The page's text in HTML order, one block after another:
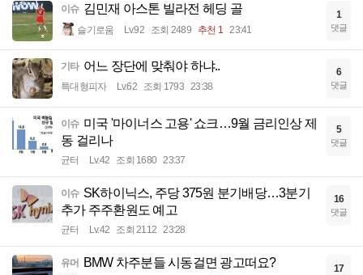
이슈 김민재 아스톤 빌라전 헤딩 골
슬기로움 Lv.92 조회 2489 추천 1 23:41
1
댓글
기타 어느 장단에 맞춰야 하냐..
특대형피자 Lv.62 조회 1793 23:38
6
댓글
이슈 미국 '마이너스 고용' 쇼크…9월 금리인상 제
동 걸리나
균터 Lv.42 조회 1680 23:37
5
댓글
이슈 SK하이닉스, 주당 375원 분기배당…3분기
추가 주주환원도 예고
균터 Lv.42 조회 2112 23:28
16
댓글
유머 BMW 차주분들 시동걸면 광고떠요? 17